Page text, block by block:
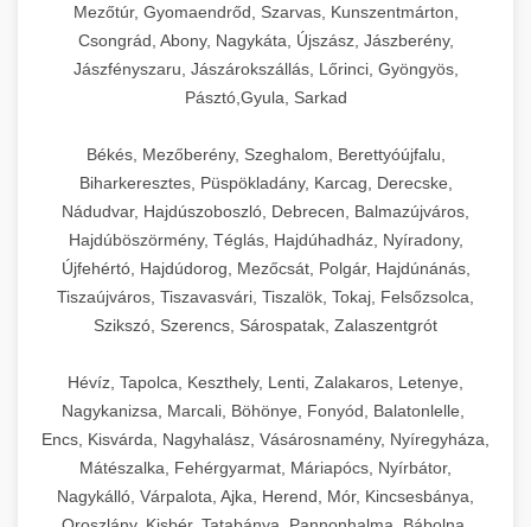
Mezőtúr, Gyomaendrőd, Szarvas, Kunszentmárton,
Csongrád, Abony, Nagykáta, Újszász, Jászberény,
Jászfényszaru, Jászárokszállás, Lőrinci, Gyöngyös,
Pásztó,Gyula, Sarkad
Békés, Mezőberény, Szeghalom, Berettyóújfalu,
Biharkeresztes, Püspökladány, Karcag, Derecske,
Nádudvar, Hajdúszoboszló, Debrecen, Balmazújváros,
Hajdúböszörmény, Téglás, Hajdúhadház, Nyíradony,
Újfehértó, Hajdúdorog, Mezőcsát, Polgár, Hajdúnánás,
Tiszaújváros, Tiszavasvári, Tiszalök, Tokaj, Felsőzsolca,
Szikszó, Szerencs, Sárospatak, Zalaszentgrót
Hévíz, Tapolca, Keszthely, Lenti, Zalakaros, Letenye,
Nagykanizsa, Marcali, Böhönye, Fonyód, Balatonlelle,
Encs, Kisvárda, Nagyhalász, Vásárosnamény, Nyíregyháza,
Mátészalka, Fehérgyarmat, Máriapócs, Nyírbátor,
Nagykálló, Várpalota, Ajka, Herend, Mór, Kincsesbánya,